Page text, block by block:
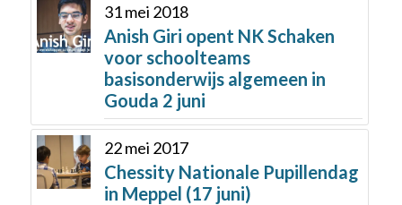
31 mei 2018
Anish Giri opent NK Schaken
voor schoolteams
basisonderwijs algemeen in
Gouda 2 juni
22 mei 2017
Chessity Nationale Pupillendag
in Meppel (17 juni)